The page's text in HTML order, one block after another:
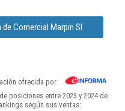
Comercial Marpin Sl
ofrecida por
posiciones entre 2023 y 2024 de
según sus ventas: